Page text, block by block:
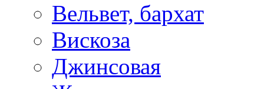
Вельвет, бархат
Вискоза
Джинсовая